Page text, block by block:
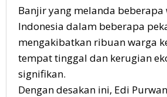
Banjir yang melanda beberapa
Indonesia dalam beberapa
mengakibatkan ribuan warga
tempat tinggal dan kerugian
signifikan.
Dengan desakan ini, Edi